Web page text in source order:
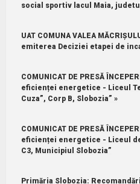
social sportiv lacul Maia,
UAT COMUNA VALEA
emiterea Deciziei etapei de
COMUNICAT DE PRESĂ
eficienței energetice - Liceul
Cuza”, Corp B, Slobozia” »
COMUNICAT DE PRESĂ
eficienței energetice - Liceul
C3, Municipiul Slobozia”
Primăria Slobozia: